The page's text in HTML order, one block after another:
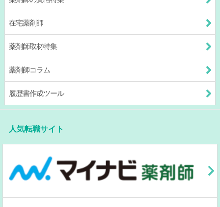
在宅薬剤師
薬剤師取材特集
薬剤師コラム
履歴書作成ツール
人気転職サイト